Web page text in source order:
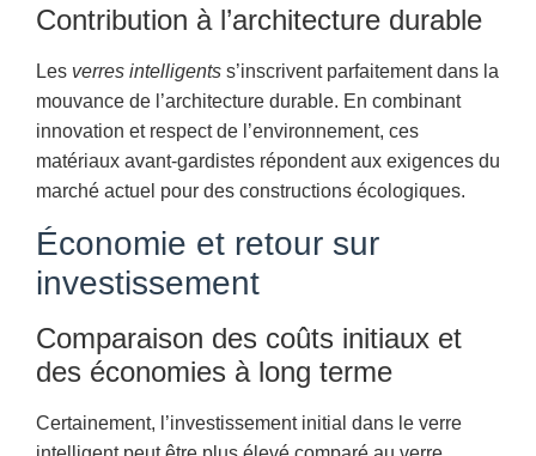
Contribution à l’architecture durable
Les verres intelligents s’inscrivent parfaitement dans la
mouvance de l’architecture durable. En combinant
innovation et respect de l’environnement, ces
matériaux avant-gardistes répondent aux exigences du
marché actuel pour des constructions écologiques.
Économie et retour sur
investissement
Comparaison des coûts initiaux et
des économies à long terme
Certainement, l’investissement initial dans le verre